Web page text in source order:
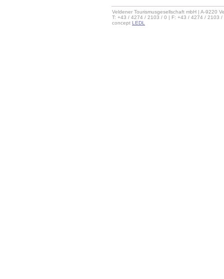
Veldener Tourismusgesellschaft mbH | A-9220
T: +43 / 4274 / 2103 / 0 | F: +43 / 4274 / 2103
concept LEDL